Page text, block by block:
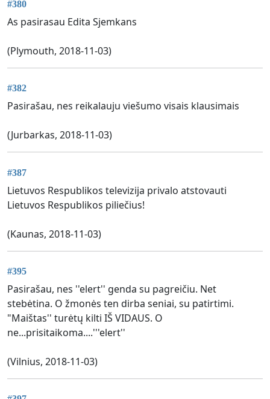
#380
As pasirasau Edita Sjemkans
(Plymouth, 2018-11-03)
#382
Pasirašau, nes reikalauju viešumo visais klausimais
(Jurbarkas, 2018-11-03)
#387
Lietuvos Respublikos televizija privalo atstovauti
Lietuvos Respublikos piliečius!
(Kaunas, 2018-11-03)
#395
Pasirašau, nes ''elert'' genda su pagreičiu. Net
stebėtina. O žmonės ten dirba seniai, su patirtimi.
"Maištas'' turėtų kilti IŠ VIDAUS. O
ne...prisitaikoma....'''elert''
(Vilnius, 2018-11-03)